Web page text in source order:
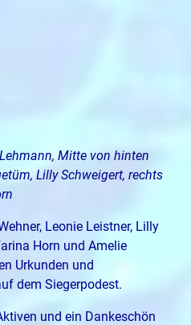
Mitte von hinten
Lilly Schweigert, rechts
Leonie Leistner, Lilly
Horn und Amelie
Urkunden und
dem Siegerpodest.
und ein Dankeschön